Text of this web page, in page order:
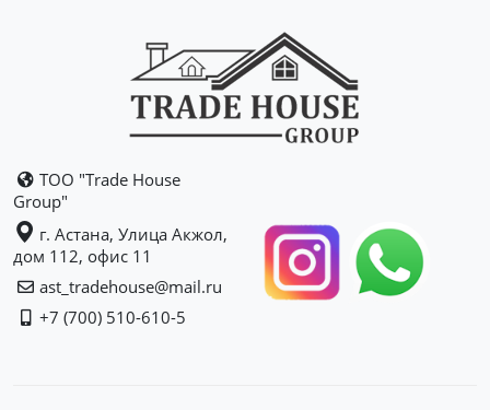
ТОО "Trade House
Group"
г. Астана, Улица Акжол,
дом 112, офис 11
ast_tradehouse@mail.ru
+7 (700) 510-610-5